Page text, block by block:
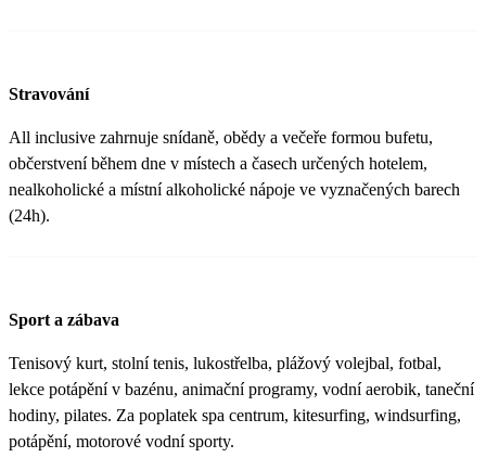
Stravování
All inclusive zahrnuje snídaně, obědy a večeře formou bufetu,
občerstvení během dne v místech a časech určených hotelem,
nealkoholické a místní alkoholické nápoje ve vyznačených barech
(24h).
Sport a zábava
Tenisový kurt, stolní tenis, lukostřelba, plážový volejbal, fotbal,
lekce potápění v bazénu, animační programy, vodní aerobik, taneční
hodiny, pilates. Za poplatek spa centrum, kitesurfing, windsurfing,
potápění, motorové vodní sporty.